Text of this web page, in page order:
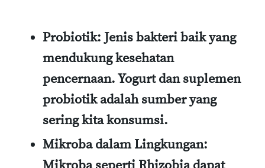
Probiotik: Jenis bakteri baik yang
mendukung kesehatan
pencernaan. Yogurt dan suplemen
probiotik adalah sumber yang
sering kita konsumsi.
Mikroba dalam Lingkungan: